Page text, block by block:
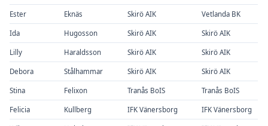
Ester Eknäs Skirö AIK Vetlanda BK
Ida Hugosson Skirö AIK Skirö AIK
Lilly Haraldsson Skirö AIK Skirö AIK
Debora Stålhammar Skirö AIK Skirö AIK
Stina Felixon Tranås BoIS Tranås BoIS
Felicia Kullberg IFK Vänersborg IFK Vänersborg